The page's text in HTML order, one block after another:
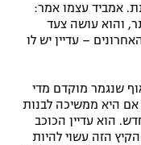
אמביד עצמו אמר:
והוא עושה צעד
– עדיין יש לו
שנגמר מוקדם מדי
אם היא ממשיכה לבנות
הוא עדיין הכוכב
הזה עשוי להיות